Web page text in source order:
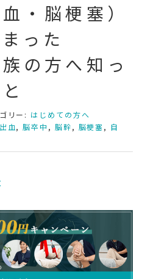
・脳梗塞）
った
の方へ知っ
リー: はじめての方へ
血,脳卒中 , 脳幹, 脳梗塞, 自